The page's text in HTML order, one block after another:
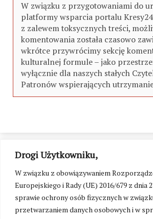
Drogi Użytkowniku,
W związku z obowiązywaniem
Europejskiego i Rady (UE) 2016/679 z dnia
sprawie ochrony osób fizycznych w
przetwarzaniem danych osobowych i w
W związku z przygotowaniami do
platformy wsparcia portalu
z zalewem toksycznych treści,
komentowania została czasowo
wkrótce przywrócimy sekcję
kulturalnej formule – jako
wyłącznie dla naszych stałych
Patronów wspierających